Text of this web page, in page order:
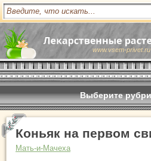
www.vsem-privet.ru
Выберите
Коньяк на первом
Мать-и-Мачеха